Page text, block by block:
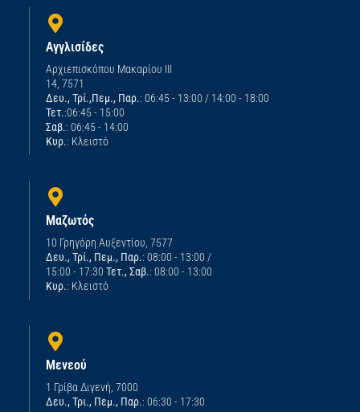
Αγγλισίδες
Αρχιεπισκόπου Μακαρίου ΙΙΙ
14, 7571
Δευ., Τρί.,Πεμ., Παρ.: 06:45 - 13:00 / 14:00 - 18:00
Τετ.:06:45 - 15:00
Σαβ.: 06:45 - 14:00
Κυρ.: Κλειστό
Μαζωτός
10 Γρηγόρη Αυξεντίου, 7577
Δευ., Τρί., Πεμ., Παρ.: 08:00 - 13:00 /
15:00 - 17:30 Τετ., Σαβ.: 08:00 - 13:00
Κυρ.: Κλειστό
Μενεού
1 Γρίβα Διγενή, 7000
Δευ., Τρι., Πεμ., Παρ.: 06:30 - 17:30